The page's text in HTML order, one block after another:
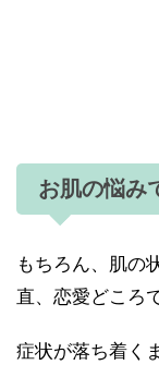
お肌の悩み
もちろん、肌の
直、恋愛どころ
症状が落ち着く